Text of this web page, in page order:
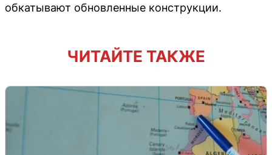
обкатывают обновленные конструкции.
ЧИТАЙТЕ ТАКЖЕ